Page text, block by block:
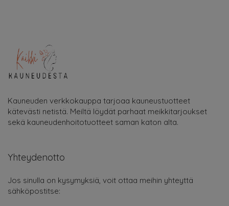
Kauneuden verkkokauppa tarjoaa kauneustuotteet
kätevästi netistä. Meiltä löydät parhaat meikkitarjoukset
sekä kauneudenhoitotuotteet saman katon alta.
Yhteydenotto
Jos sinulla on kysymyksiä, voit ottaa meihin yhteyttä
sähköpostitse: